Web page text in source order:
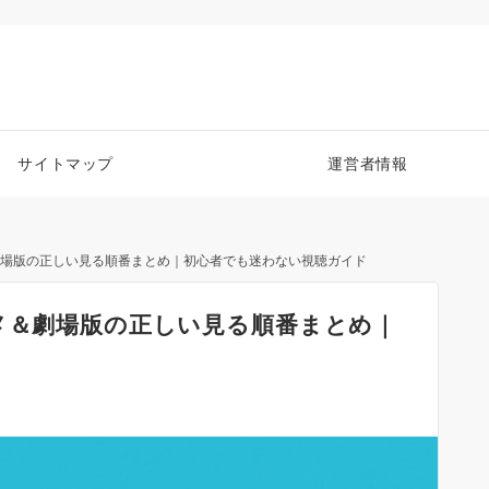
サイトマップ 運営者情報
版の正しい見る順番まとめ｜初心者でも迷わない視聴ガイド
劇場版の正しい見る順番まとめ｜